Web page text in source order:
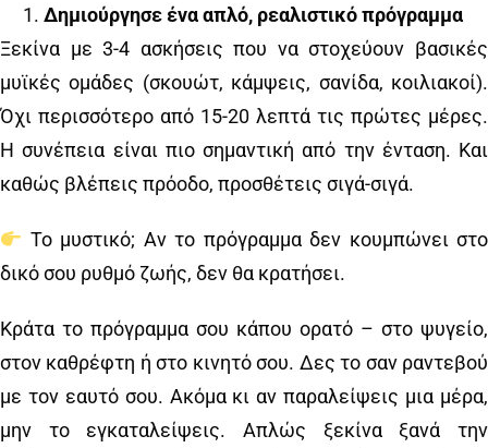
Δημιούργησε ένα απλό, ρεαλιστικό πρόγραμμα
Ξεκίνα με 3-4 ασκήσεις που να στοχεύουν βασικές
μυϊκές ομάδες (σκουώτ, κάμψεις, σανίδα, κοιλιακοί).
Όχι περισσότερο από 15-20 λεπτά τις πρώτες μέρες.
Η συνέπεια είναι πιο σημαντική από την ένταση. Και
καθώς βλέπεις πρόοδο, προσθέτεις σιγά-σιγά.
Το μυστικό; Αν το πρόγραμμα δεν κουμπώνει στο
δικό σου ρυθμό ζωής, δεν θα κρατήσει.
Κράτα το πρόγραμμα σου κάπου ορατό – στο ψυγείο,
στον καθρέφτη ή στο κινητό σου. Δες το σαν ραντεβού
με τον εαυτό σου. Ακόμα κι αν παραλείψεις μια μέρα,
μην το εγκαταλείψεις. Απλώς ξεκίνα ξανά την